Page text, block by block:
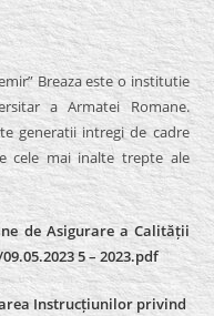
Breaza este o institutie
a Armatei Romane.
generatii intregi de cadre
cele mai inalte trepte ale
de Asigurare a Calității
5 – 2023.pdf
Instrucțiunilor privind